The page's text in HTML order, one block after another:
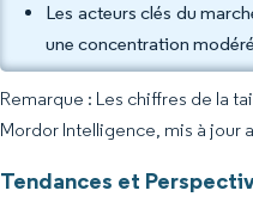
Les acteurs clés du
une concentration
Remarque : Les chiffres de la
Mordor Intelligence, mis à jour
Tendances et